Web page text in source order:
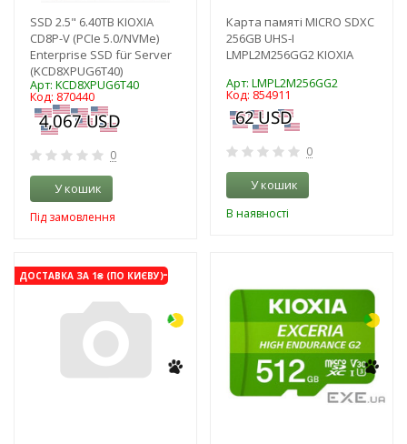
SSD 2.5" 6.40TB KIOXIA
CD8P-V (PCIe 5.0/NVMe)
Enterprise SSD für Server
(KCD8XPUG6T40)
Арт: KCD8XPUG6T40
Код: 870440
0
У кошик
Під замовлення
Карта памяті MICRO SDXC
256GB UHS-I
LMPL2M256GG2 KIOXIA
Арт: LMPL2M256GG2
Код: 854911
0
У кошик
В наявності
ДОСТАВКА ЗА 1₴ (ПО КИЄВУ)-3%